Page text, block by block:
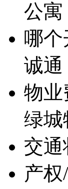
公寓
哪个
诚通
物业
绿城
交
产